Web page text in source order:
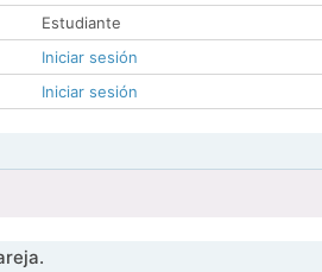
Estudiante
Iniciar sesión
Iniciar sesión